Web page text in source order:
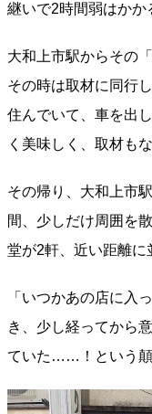
継いで2時間弱はかか
大和上市駅からその
その時は取材に同行
住んでいて、車を出
く美味しく、取材も
その帰り、大和上市
間、少しだけ周囲を
堂が2軒、近い距離に
「いつかあの店に入
き、少し経ってから
ていた……！という